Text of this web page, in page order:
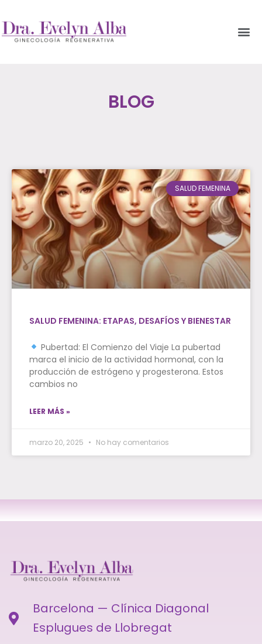
BLOG
SALUD FEMENINA
SALUD FEMENINA: ETAPAS, DESAFÍOS Y BIENESTAR
Pubertad: El Comienzo del Viaje La pubertad
marca el inicio de la actividad hormonal, con la
producción de estrógeno y progesterona. Estos
cambios no
LEER MÁS »
marzo 20, 2025 No hay comentarios
Barcelona — Clínica Diagonal
Esplugues de Llobregat